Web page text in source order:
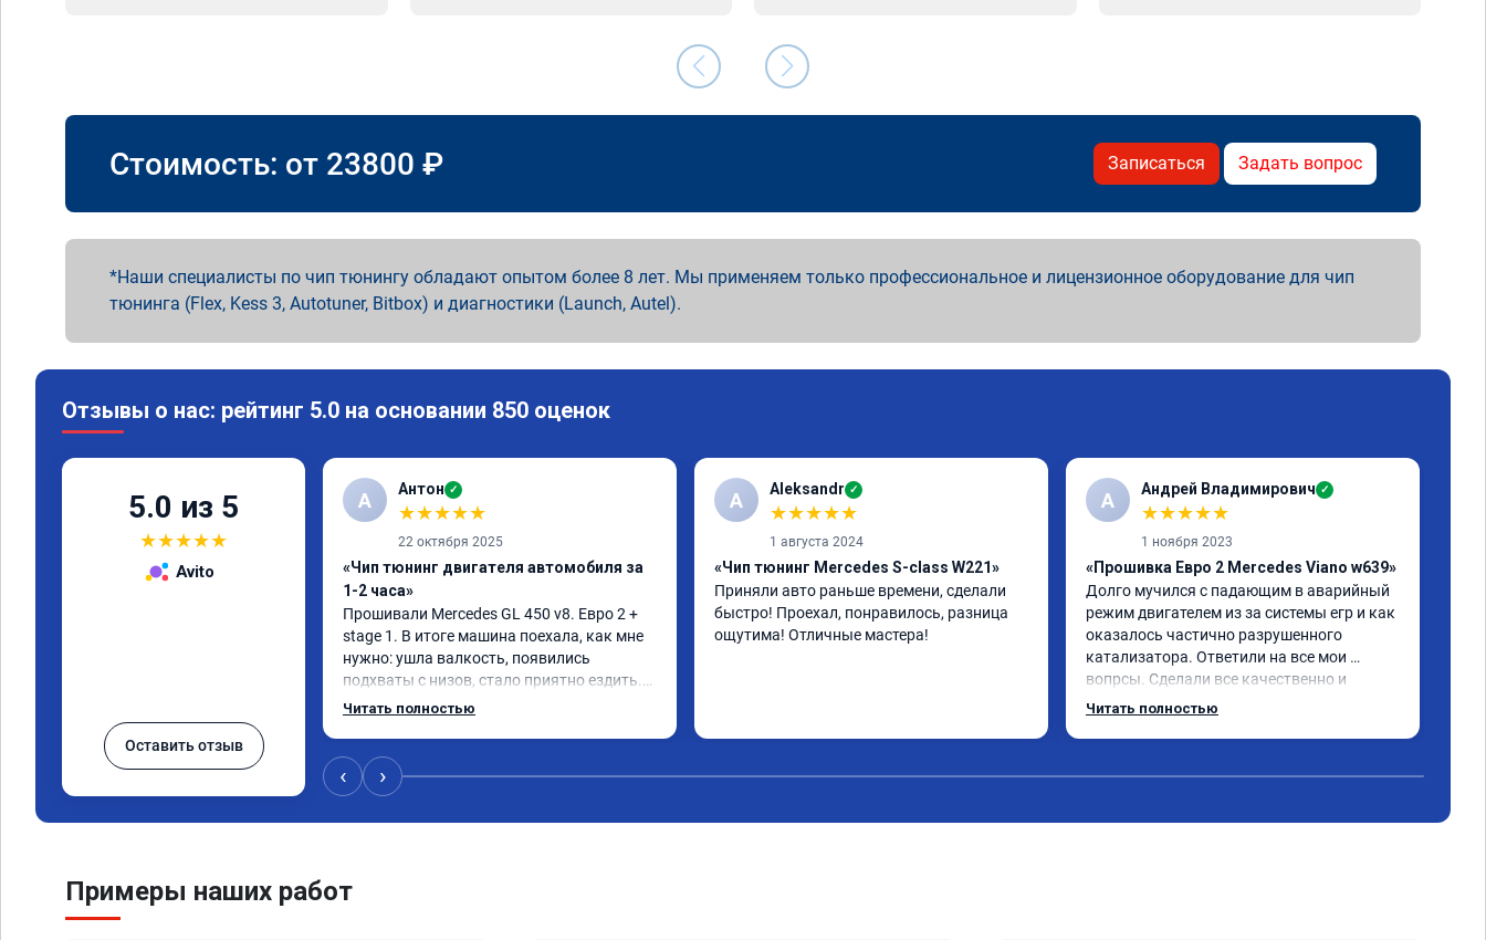
Стоимость: от 23800 ₽ Записаться Задать вопрос
Наши специалисты по чип тюнингу обладают опытом более 8 лет. Мы применяем только профессиональное и лицензионное оборудование для чип
тюнинга (Flex, Kess 3, Autotuner, Bitbox) и диагностики (Launch, Autel).
Отзывы о нас: рейтинг 5.0 на основании 850 оценок
5.0 из 5
★★★★★
Avito
Оставить отзыв
А Антон ✓
★★★★★
22 октября 2025
«Чип тюнинг двигателя автомобиля за
1-2 часа»
Прошивали Mercedes GL 450 v8. Евро 2 +
stage 1. В итоге машина поехала, как мне
нужно: ушла валкость, появились
подхваты с низов, стало приятно ездить.
Одни из лучших трат, в авто! 🔥
Читать полностью
A Aleksandr ✓
★★★★★
1 августа 2024
«Чип тюнинг Mercedes S-class W221»
Приняли авто раньше времени, сделали
быстро! Проехал, понравилось, разница
ощутима! Отличные мастера!
А Андрей Владимирович ✓
★★★★★
1 ноября 2023
«Прошивка Евро 2 Mercedes Viano w639»
Долго мучился с падающим в аварийный
режим двигателем из за системы егр и как
оказалось частично разрушенного
катализатора. Ответили на все мои
вопрсы. Сделали все качественно и
несмотря на конец рабочего дня
Читать полностью
‹ ›
Примеры наших работ